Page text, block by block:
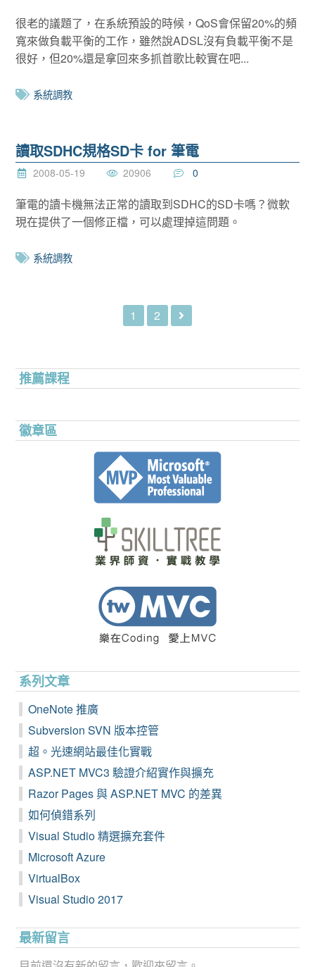
很老的議題了，在系統預設的時候，QoS會保留20%的頻
寬來做負載平衡的工作，雖然說ADSL沒有負載平衡不是
很好，但20%還是拿回來多抓首歌比較實在吧...
系統調教
讀取SDHC規格SD卡 for 筆電
2008-05-19 20906 0
筆電的讀卡機無法正常的讀取到SDHC的SD卡嗎？微軟
現在提供了一個修正檔，可以處理掉這問題。
系統調教
1 2
推薦課程
徽章區
系列文章
OneNote 推廣
Subversion SVN 版本控管
超。光速網站最佳化實戰
ASP.NET MVC3 驗證介紹實作與擴充
Razor Pages 與 ASP.NET MVC 的差異
如何偵錯系列
Visual Studio 精選擴充套件
Microsoft Azure
VirtualBox
Visual Studio 2017
最新留言